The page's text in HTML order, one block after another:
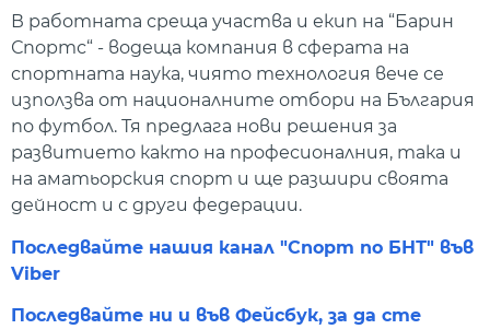
В работната среща участва и екип на “Барин
Спортс“ - водеща компания в сферата на
спортната наука, чиято технология вече се
използва от националните отбори на България
по футбол. Тя предлага нови решения за
развитието както на професионалния, така и
на аматьорския спорт и ще разшири своята
дейност и с други федерации.
Последвайте нашия канал "Спорт по БНТ" във
Viber
Последвайте ни и във Фейсбук, за да сте